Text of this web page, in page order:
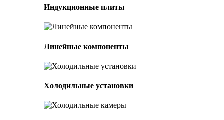
Индукционные плиты
Линейные компоненты
Холодильные установки